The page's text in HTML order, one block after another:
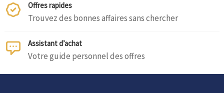
Offres rapides
Trouvez des bonnes affaires sans chercher
Assistant d’achat
Votre guide personnel des offres